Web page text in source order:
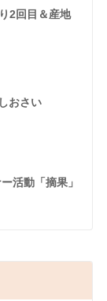
2回目＆産地
おさい
活動「摘果」